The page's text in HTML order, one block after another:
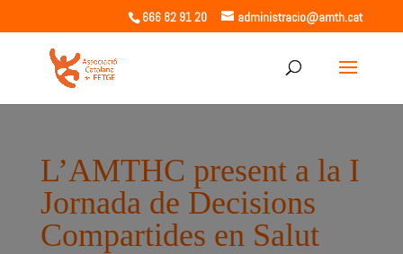
666 82 91 20 administracio@amth.cat
L’AMTHC present a la I
Jornada de Decisions
Compartides en Salut